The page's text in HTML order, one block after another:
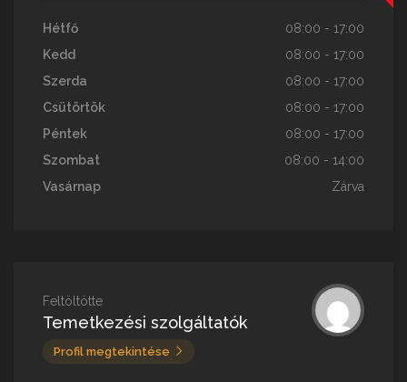
Hétfő
08:00 - 17:00
Kedd
08:00 - 17:00
Szerda
08:00 - 17:00
Csütörtök
08:00 - 17:00
Péntek
08:00 - 17:00
Szombat
08:00 - 14:00
Vasárnap
Zárva
Feltöltötte
Temetkezési szolgáltatók
Profil megtekintése